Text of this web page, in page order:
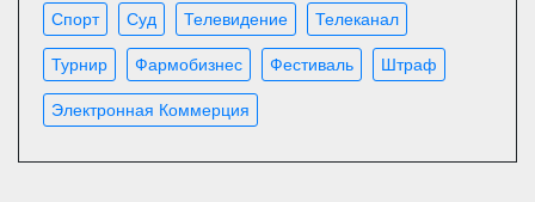
Спорт Суд Телевидение Телеканал
Турнир Фармобизнес Фестиваль Штраф
Электронная Коммерция